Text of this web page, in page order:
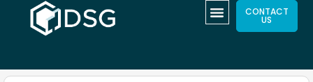
CONTACT
US